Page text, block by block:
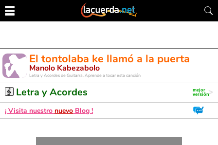
El tontolaba ke llamó a la puerta
Manolo Kabezabolo
Letra y Acordes de Guitarra. Aprende a tocar esta canción
Letra y Acordes
¡ Visita nuestro nuevo Blog !